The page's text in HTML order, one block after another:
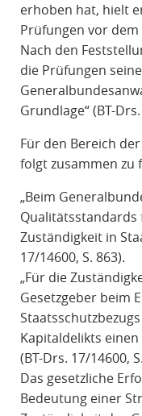
erhoben hat, hielt
Prüfungen vor
Nach den
die Prüfungen
Grundlage“ (BT-
Für den Bereich
folgt zusammen zu
„Beim
Zuständigkeit in
17/14600, S. 863).
„Für die
Gesetzgeber beim
Kapitaldelikts
(BT-Drs. 17/14600,
Das gesetzliche
Bedeutung einer